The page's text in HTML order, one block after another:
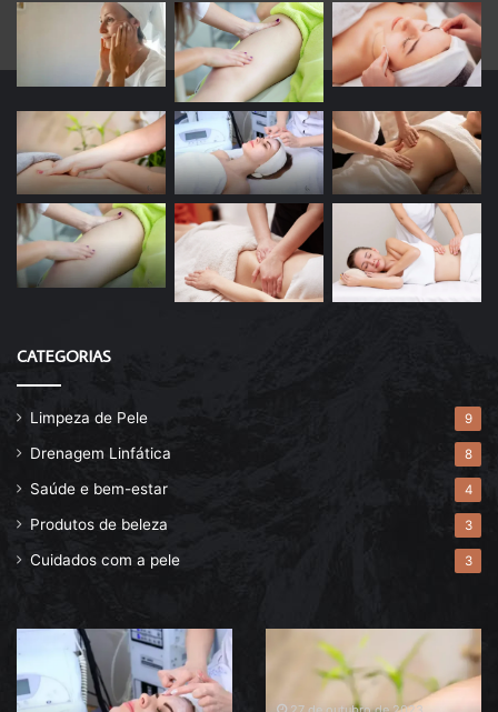
CATEGORIAS
Limpeza de Pele 9
Drenagem Linfática 8
Saúde e bem-estar 4
Produtos de beleza 3
Cuidados com a pele 3
Descubra
o
Drenagem